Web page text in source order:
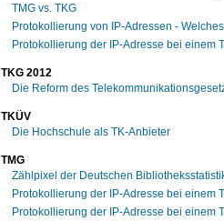
TMG vs. TKG
Protokollierung von IP-Adressen -
Protokollierung der IP-Adresse bei einem
TKG 2012
Die Reform des
TKÜV
Die Hochschule als TK-Anbieter
TMG
Zählpixel der Deutschen
Protokollierung der IP-Adresse bei einem
Protokollierung der IP-Adresse bei einem